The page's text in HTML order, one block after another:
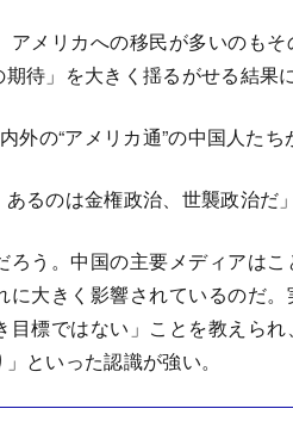
メリカへの移民が多いのもそ
待」を大きく揺るがせる結果
外の“アメリカ通”の中国人たち
るのは金権政治、世襲政治だ」
う。中国の主要メディアは
大きく影響されているのだ
標ではない」ことを教えら
といった認識が強い。